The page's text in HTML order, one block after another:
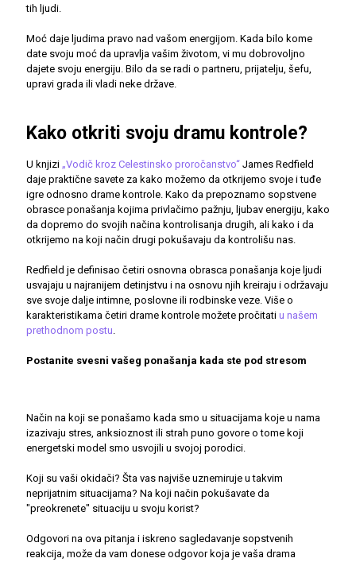
tih ljudi.
Moć daje ljudima pravo nad vašom energijom. Kada bilo kome
date svoju moć da upravlja vašim životom, vi mu dobrovoljno
dajete svoju energiju. Bilo da se radi o partneru, prijatelju, šefu,
upravi grada ili vladi neke države.
Kako otkriti svoju dramu kontrole?
U knjizi „Vodič kroz Celestinsko proročanstvo“ James Redfield
daje praktične savete za kako možemo da otkrijemo svoje i tuđe
igre odnosno drame kontrole. Kako da prepoznamo sopstvene
obrasce ponašanja kojima privlačimo pažnju, ljubav energiju, kako
da dopremo do svojih načina kontrolisanja drugih, ali kako i da
otkrijemo na koji način drugi pokušavaju da kontrolišu nas.
Redfield je definisao četiri osnovna obrasca ponašanja koje ljudi
usvajaju u najranijem detinjstvu i na osnovu njih kreiraju i održavaju
sve svoje dalje intimne, poslovne ili rodbinske veze. Više o
karakteristikama četiri drame kontrole možete pročitati u našem
prethodnom postu.
Postanite svesni vašeg ponašanja kada ste pod stresom
Način na koji se ponašamo kada smo u situacijama koje u nama
izazivaju stres, anksioznost ili strah puno govore o tome koji
energetski model smo usvojili u svojoj porodici.
Koji su vaši okidači? Šta vas najviše uznemiruje u takvim
neprijatnim situacijama? Na koji način pokušavate da
"preokrenete" situaciju u svoju korist?
Odgovori na ova pitanja i iskreno sagledavanje sopstvenih
reakcija, može da vam donese odgovor koja je vaša drama